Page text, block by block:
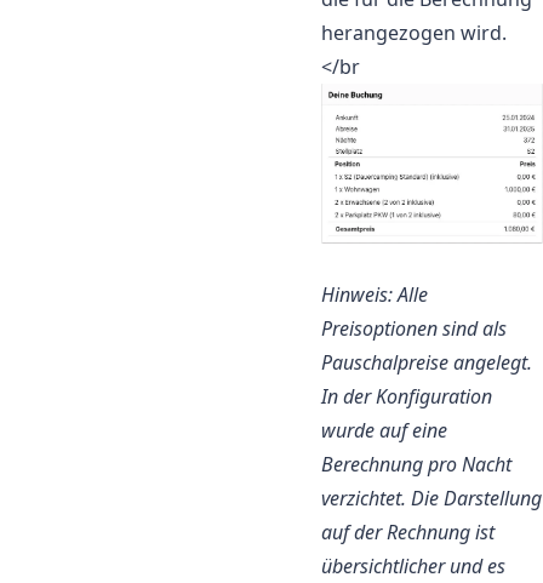
herangezogen wird.
</br
Hinweis: Alle
Preisoptionen sind als
Pauschalpreise angelegt.
In der Konfiguration
wurde auf eine
Berechnung pro Nacht
verzichtet. Die Darstellung
auf der Rechnung ist
übersichtlicher und es